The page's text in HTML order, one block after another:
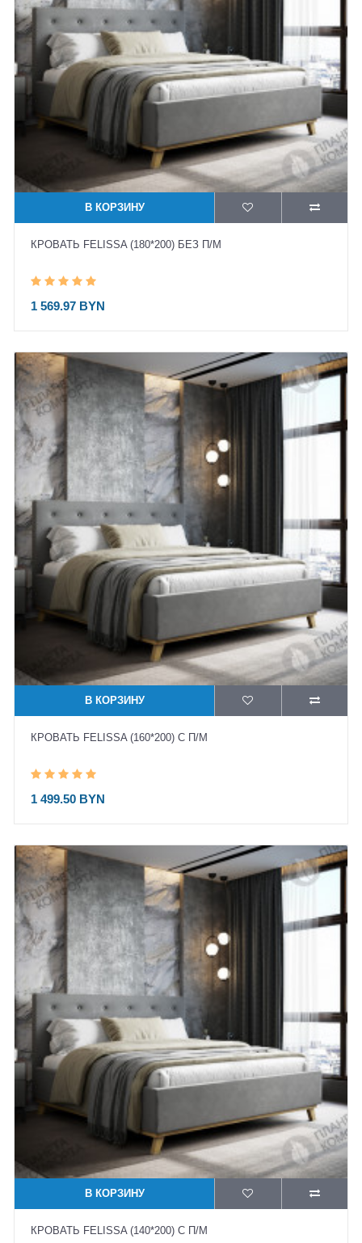
В КОРЗИНУ
КРОВАТЬ FELISSA (180*200) БЕЗ П/М
1 569.97 BYN
В КОРЗИНУ
КРОВАТЬ FELISSA (160*200) С П/М
1 499.50 BYN
В КОРЗИНУ
КРОВАТЬ FELISSA (140*200) С П/М